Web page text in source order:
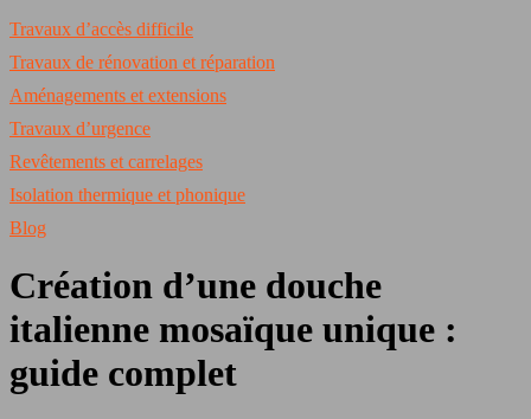
Travaux d’accès difficile
Travaux de rénovation et réparation
Aménagements et extensions
Travaux d’urgence
Revêtements et carrelages
Isolation thermique et phonique
Blog
Création d’une douche
italienne mosaïque unique :
guide complet